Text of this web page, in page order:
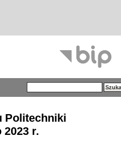
Politechniki
r.